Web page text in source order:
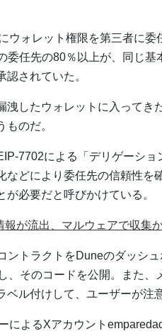
ウォレット権限を第三者に委
委任先の80％以上が、同じ基
されていた。
洩したウォレットに入ってき
のだ。
7702による「デリゲーショ
などにより委任先の信頼性を
必要だと呼びかけている。
が流出、マルウェアで収集
ントラクトをDuneのダッシ
、そのコードを公開。また、
ル付けして、ユーザーが注
によるXアカウント